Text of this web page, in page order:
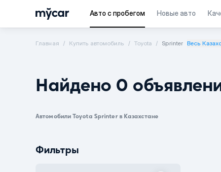
Авто с пробегом Новые авто
Главная Купить автомобиль Toyota Sprinter Весь
Найдено 0
Автомобили Toyota Sprinter в Казахстане
Фильтры